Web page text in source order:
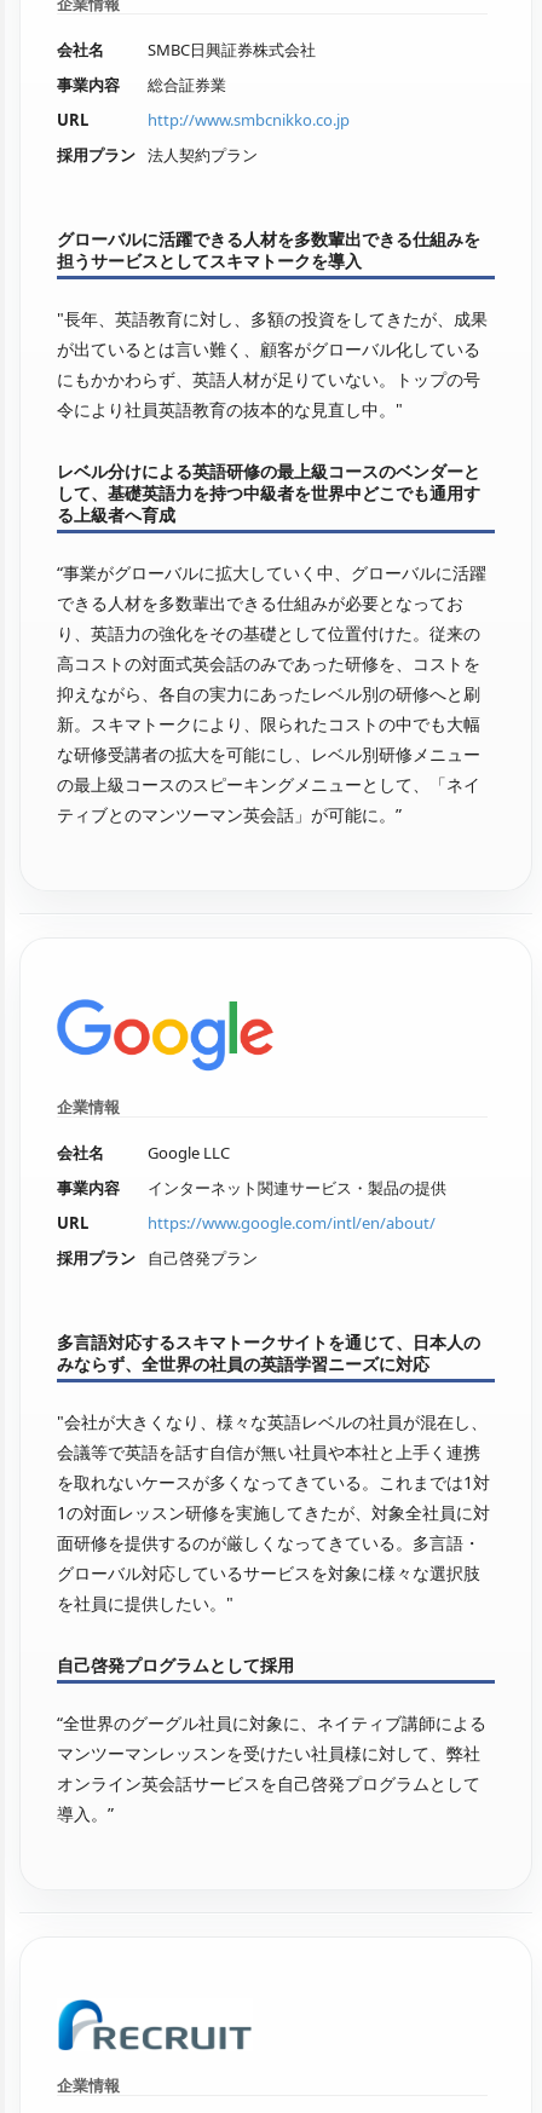
会社名
SMBC日興証券株式会社
事業内容
総合証券業
URL
http://www.smbcnikko.co.jp
採用プラン 法人契約プラン
グローバルに活躍できる人材を多数輩出できる仕組みを
担うサービスとしてスキマトークを導入
"長年、英語教育に対し、多額の投資をしてきたが、成果
が出ているとは言い難く、顧客がグローバル化している
にもかかわらず、英語人材が足りていない。トップの号
令により社員英語教育の抜本的な見直し中。"
レベル分けによる英語研修の最上級コースのベンダーと
して、基礎英語力を持つ中級者を世界中どこでも通用す
る上級者へ育成
“事業がグローバルに拡大していく中、グローバルに活躍
できる人材を多数輩出できる仕組みが必要となってお
り、英語力の強化をその基礎として位置付けた。従来の
高コストの対面式英会話のみであった研修を、コストを
抑えながら、各自の実力にあったレベル別の研修へと刷
新。スキマトークにより、限られたコストの中でも大幅
な研修受講者の拡大を可能にし、レベル別研修メニュー
の最上級コースのスピーキングメニューとして、「ネイ
ティブとのマンツーマン英会話」が可能に。”
企業情報
会社名
Google LLC
事業内容
インターネット関連サービス・製品の提供
URL
https://www.google.com/intl/en/about/
採用プラン
自己啓発プラン
多言語対応するスキマトークサイトを通じて、日本人の
みならず、全世界の社員の英語学習ニーズに対応
"会社が大きくなり、様々な英語レベルの社員が混在し、
会議等で英語を話す自信が無い社員や本社と上手く連携
を取れないケースが多くなってきている。これまでは1対
1の対面レッスン研修を実施してきたが、対象全社員に対
面研修を提供するのが厳しくなってきている。多言語・
グローバル対応しているサービスを対象に様々な選択肢
を社員に提供したい。"
自己啓発プログラムとして採用
“全世界のグーグル社員に対象に、ネイティブ講師による
マンツーマンレッスンを受けたい社員様に対して、弊社
オンライン英会話サービスを自己啓発プログラムとして
導入。”
企業情報